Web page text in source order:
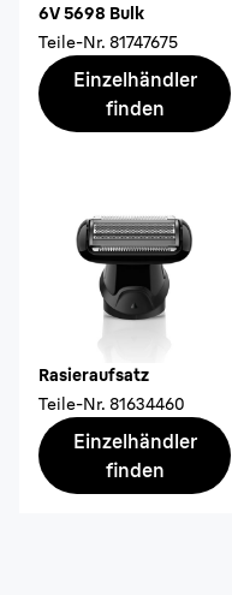
6V 5698 Bulk
Teile-Nr. 81747675
Einzelhändler
finden
Rasieraufsatz
Teile-Nr. 81634460
Einzelhändler
finden